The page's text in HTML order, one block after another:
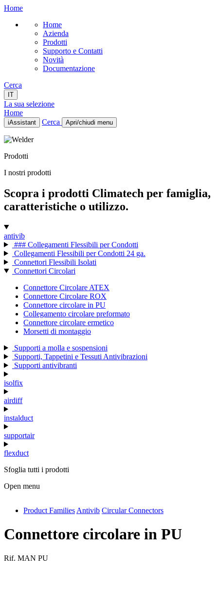
Home
Home
Azienda
Prodotti
Supporto e Contatti
Novità
Documentazione
Cerca
IT
La sua selezione
Home
iAssistant Cerca Apri/chiudi menu
Home
Prodotti
Novità
IT
Prodotti
I nostri prodotti
Scopra i prodotti Climatech per famiglia,
caratteristiche o utilizzo.
antivib
### Collegamenti Flessibili per Condotti
Collegamenti Flessibili per Condotti 24 ga.
Connettori Flessibili Isolati
Connettori Circolari
Connettore Circolare ATEX
Connettore Circolare ROX
Connettore circolare in PU
Collegamento circolare preformato
Connettore circolare ermetico
Morsetti di montaggio
Supporti a molla e sospensioni
Supporti, Tappetini e Tessuti Antivibrazioni
Supporti antivibranti
isolfix
airdiff
instalduct
supportair
flexduct
Sfoglia tutti i prodotti
Open menu
antivib
Product Families Antivib Circular Connectors
Connettore circolare in PU
Rif. MAN PU